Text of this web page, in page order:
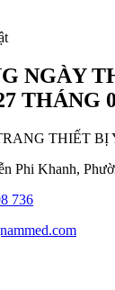
NGÀY
THÁNG
THIẾT BỊ
Phi Khanh,
736